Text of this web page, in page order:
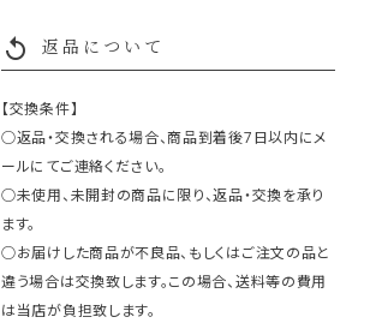
replay 返品について
【交換条件】
○返品・交換される場合、商品到着後7日以内にメ
ールにてご連絡ください。
○未使用、未開封の商品に限り、返品・交換を承り
ます。
○お届けした商品が不良品、もしくはご注文の品と
違う場合は交換致します。この場合、送料等の費用
は当店が負担致します。